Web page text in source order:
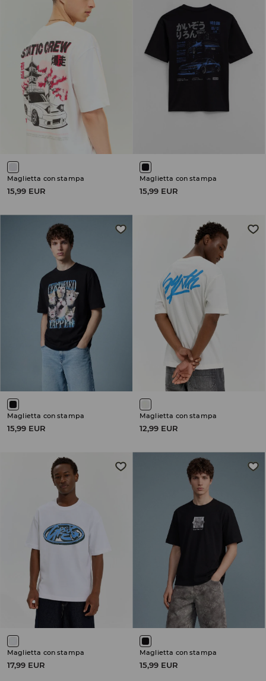
Maglietta con stampa
15,99 EUR
Maglietta con stampa
15,99 EUR
Maglietta con stampa
15,99 EUR
Maglietta con stampa
12,99 EUR
Maglietta con stampa
17,99 EUR
Maglietta con stampa
15,99 EUR